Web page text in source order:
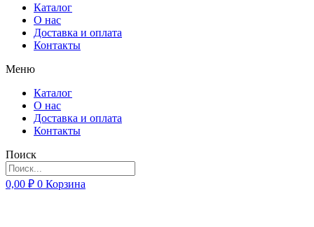
Каталог
О нас
Доставка и оплата
Контакты
Меню
Каталог
О нас
Доставка и оплата
Контакты
Поиск
0,00 ₽ 0 Корзина